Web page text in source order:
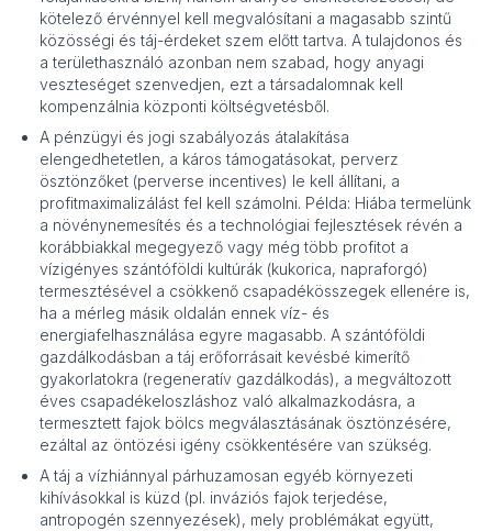
kötelező érvénnyel kell megvalósítani a magasabb szintű
közösségi és táj-érdeket szem előtt tartva. A tulajdonos és
a területhasználó azonban nem szabad, hogy anyagi
veszteséget szenvedjen, ezt a társadalomnak kell
kompenzálnia központi költségvetésből.
A pénzügyi és jogi szabályozás átalakítása
elengedhetetlen, a káros támogatásokat, perverz
ösztönzőket (perverse incentives) le kell állítani, a
profitmaximalizálást fel kell számolni. Példa: Hiába termelünk
a növénynemesítés és a technológiai fejlesztések révén a
korábbiakkal megegyező vagy még több profitot a
vízigényes szántóföldi kultúrák (kukorica, napraforgó)
termesztésével a csökkenő csapadékösszegek ellenére is,
ha a mérleg másik oldalán ennek víz- és
energiafelhasználása egyre magasabb. A szántóföldi
gazdálkodásban a táj erőforrásait kevésbé kimerítő
gyakorlatokra (regeneratív gazdálkodás), a megváltozott
éves csapadékeloszláshoz való alkalmazkodásra, a
termesztett fajok bölcs megválasztásának ösztönzésére,
ezáltal az öntözési igény csökkentésére van szükség.
A táj a vízhiánnyal párhuzamosan egyéb környezeti
kihívásokkal is küzd (pl. inváziós fajok terjedése,
antropogén szennyezések), mely problémákat együtt,